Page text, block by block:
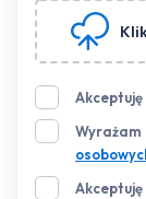
Akceptuję
Wyrażam
Akceptuję